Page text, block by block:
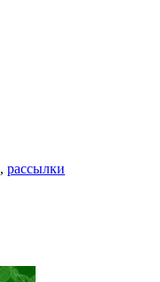
, рассылки